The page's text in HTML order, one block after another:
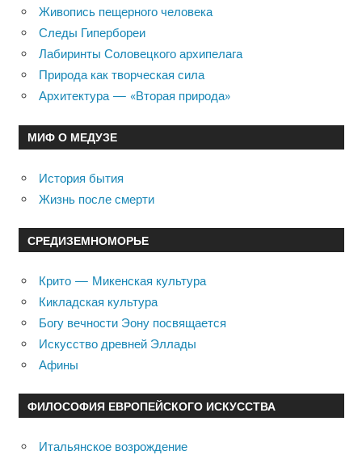
Живопись пещерного человека
Следы Гипербореи
Лабиринты Соловецкого архипелага
Природа как творческая сила
Архитектура — «Вторая природа»
МИФ О МЕДУЗЕ
История бытия
Жизнь после смерти
СРЕДИЗЕМНОМОРЬЕ
Крито — Микенская культура
Кикладская культура
Богу вечности Эону посвящается
Искусство древней Эллады
Афины
ФИЛОСОФИЯ ЕВРОПЕЙСКОГО ИСКУССТВА
Итальянское возрождение